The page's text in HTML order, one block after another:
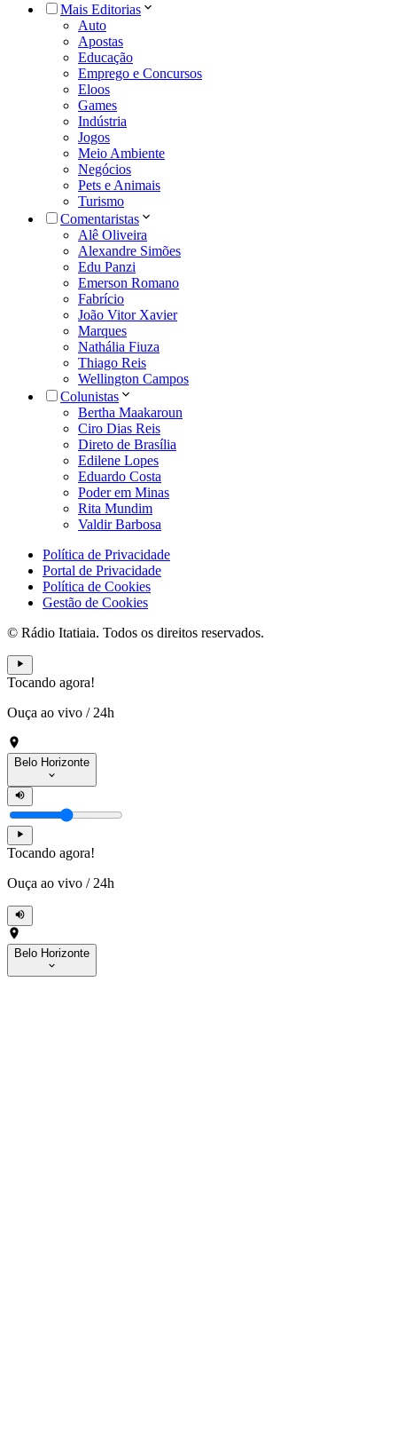
Mais Editorias
Auto
Apostas
Educação
Emprego e Concursos
Eloos
Games
Indústria
Jogos
Meio Ambiente
Negócios
Pets e Animais
Turismo
Comentaristas
Alê Oliveira
Alexandre Simões
Edu Panzi
Emerson Romano
Fabrício
João Vitor Xavier
Marques
Nathália Fiuza
Thiago Reis
Wellington Campos
Colunistas
Bertha Maakaroun
Ciro Dias Reis
Direto de Brasília
Edilene Lopes
Eduardo Costa
Poder em Minas
Rita Mundim
Valdir Barbosa
Política de Privacidade
Portal de Privacidade
Política de Cookies
Gestão de Cookies
© Rádio Itatiaia. Todos os direitos reservados.
Tocando agora!
Ouça ao vivo / 24h
Belo Horizonte
Tocando agora!
Ouça ao vivo / 24h
Belo Horizonte